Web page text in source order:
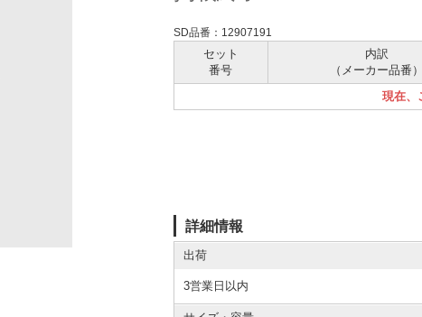
SD品番：12907191
セット
番号
内訳
（メーカー品番）
現在、
詳細情報
出荷
3営業日以内